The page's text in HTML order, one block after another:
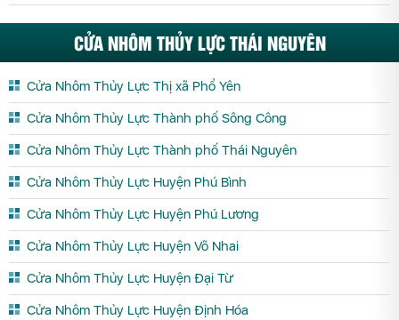
CỬA NHÔM THỦY LỰC THÁI NGUYÊN
Cửa Nhôm Thủy Lực Thị xã Phổ Yên
Cửa Nhôm Thủy Lực Thành phố Sông Công
Cửa Nhôm Thủy Lực Thành phố Thái Nguyên
Cửa Nhôm Thủy Lực Huyện Phú Bình
Cửa Nhôm Thủy Lực Huyện Phú Lương
Cửa Nhôm Thủy Lực Huyện Võ Nhai
Cửa Nhôm Thủy Lực Huyện Đại Từ
Cửa Nhôm Thủy Lực Huyện Định Hóa